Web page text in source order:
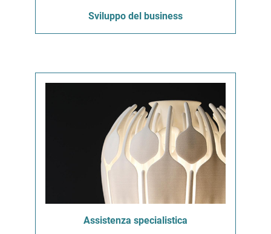
Sviluppo del business
Assistenza specialistica